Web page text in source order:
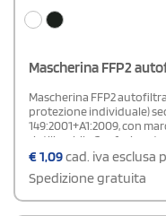
Mascherina FFP2
Mascherina FFP2
protezione individuale)
149:2001+A1:2009, con
da 10 pezzi con istruzioni
ogni polybagPRODOTTO
dell'IVA agevolata,
ordini composti da due o
€1,09cad. iva esclusa
Spedizione gratuita